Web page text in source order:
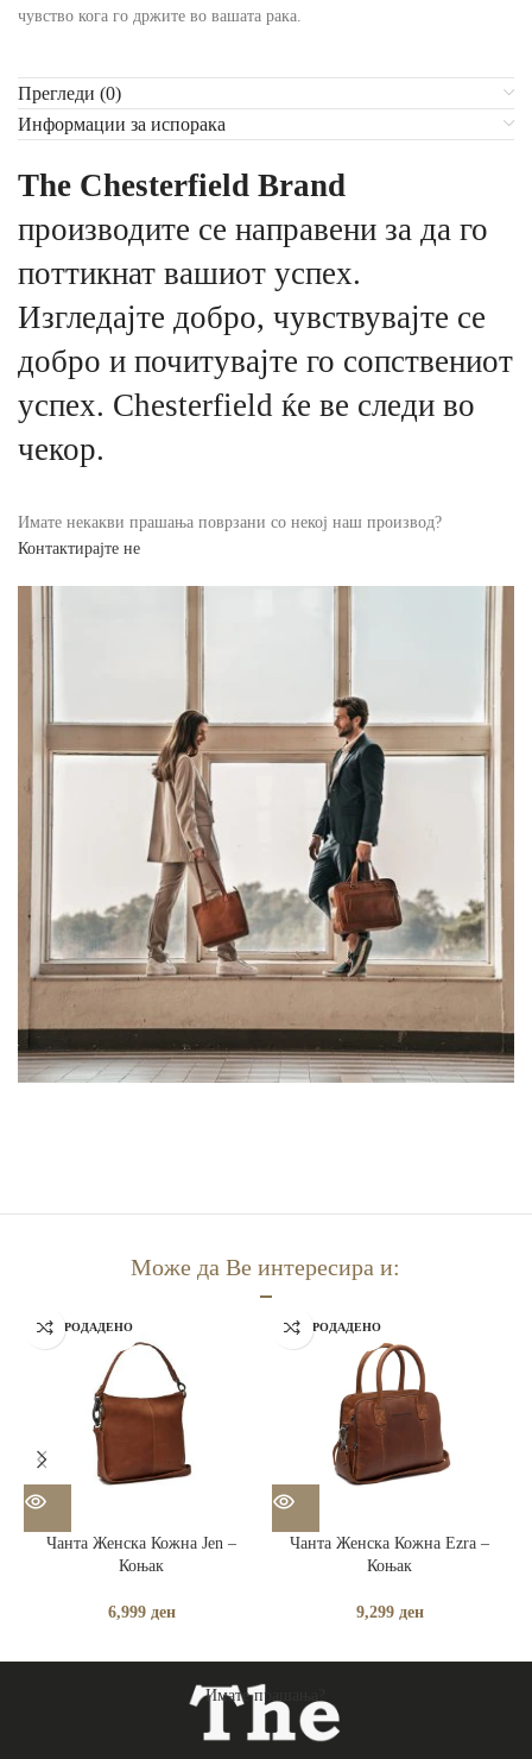
чувство кога го држите во вашата рака.
Прегледи (0)
Информации за испорака
The Chesterfield Brand
производите се направени за да го
поттикнат вашиот успех.
Изгледајте добро, чувствувајте се
добро и почитувајте го сопствениот
успех. Chesterfield ќе ве следи во
чекор.
Имате некакви прашања поврзани со некој наш производ?
Контактирајте не
Може да Ве интересира и:
РАСПРОДАДЕНО
Чанта Женска Кожна Jen –
Коњак
6,999 ден
РАСПРОДАДЕНО
Чанта Женска Кожна Ezra –
Коњак
9,299 ден
Имате прашања?